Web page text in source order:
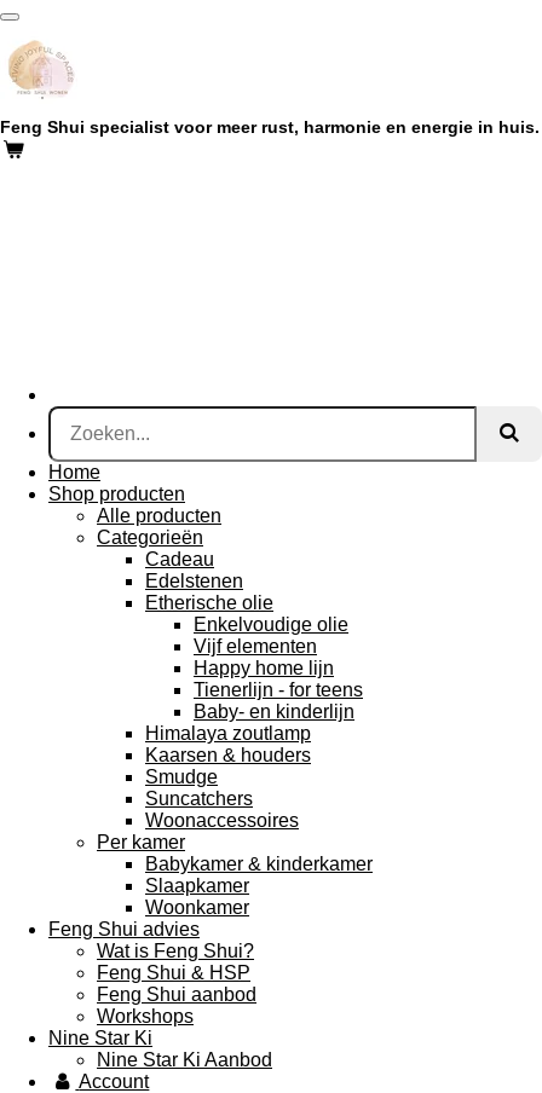
Ga
direct
naar
de
Feng Shui specialist voor meer rust, harmonie en energie in huis.
Home
Shop producten
Alle producten
Categorieën
Cadeau
Edelstenen
Etherische olie
Enkelvoudige olie
Vijf elementen
Happy home lijn
Tienerlijn - for teens
Baby- en kinderlijn
Himalaya zoutlamp
Kaarsen & houders
Smudge
Suncatchers
Woonaccessoires
Per kamer
Babykamer & kinderkamer
Slaapkamer
Woonkamer
Feng Shui advies
Wat is Feng Shui?
Feng Shui & HSP
Feng Shui aanbod
Workshops
Nine Star Ki
Nine Star Ki Aanbod
Account